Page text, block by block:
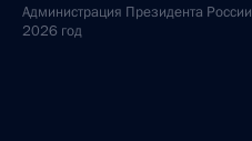
Администрация Президента России
2026 год